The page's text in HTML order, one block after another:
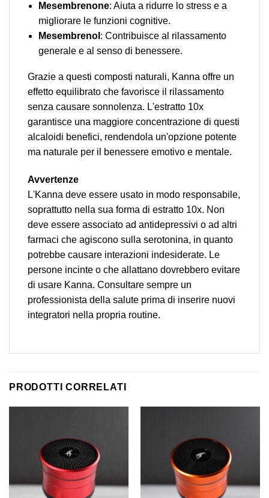
Mesembrenone: Aiuta a ridurre lo stress e a
migliorare le funzioni cognitive.
Mesembrenol : Contribuisce al rilassamento
generale e al senso di benessere.
Grazie a questi composti naturali, Kanna offre un
effetto equilibrato che favorisce il rilassamento
senza causare sonnolenza. L'estratto 10x
garantisce una maggiore concentrazione di questi
alcaloidi benefici, rendendola un'opzione potente
ma naturale per il benessere emotivo e mentale.
Avvertenze
L'Kanna deve essere usato in modo responsabile,
soprattutto nella sua forma di estratto 10x. Non
deve essere associato ad antidepressivi o ad altri
farmaci che agiscono sulla serotonina, in quanto
potrebbe causare interazioni indesiderate. Le
persone incinte o che allattano dovrebbero evitare
di usare Kanna. Consultare sempre un
professionista della salute prima di inserire nuovi
integratori nella propria routine.
PRODOTTI CORRELATI